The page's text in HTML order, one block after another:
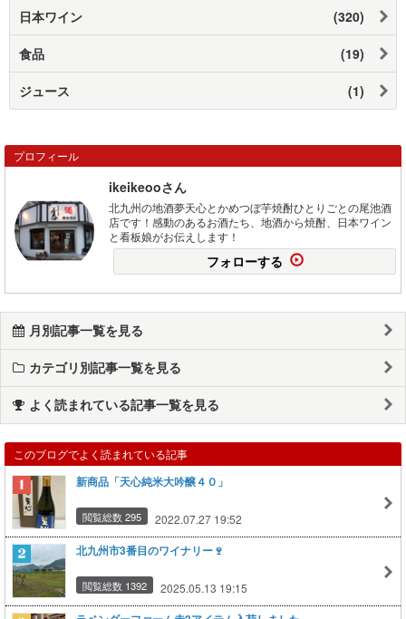
日本ワイン (320)
食品 (19)
ジュース (1)
プロフィール
ikeikeooさん
北九州の地酒夢天心とかめつぼ芋焼酎ひとりごとの尾池酒
店です！感動のあるお酒たち、地酒から焼酎、日本ワイン
と看板娘がお伝えします！
フォローする
月別記事一覧を見る
カテゴリ別記事一覧を見る
よく読まれている記事一覧を見る
このブログでよく読まれている記事
新商品「天心純米大吟醸４０」
閲覧総数 295 2022.07.27 19:52
北九州市3番目のワイナリー🍷
閲覧総数 1392 2025.05.13 19:15